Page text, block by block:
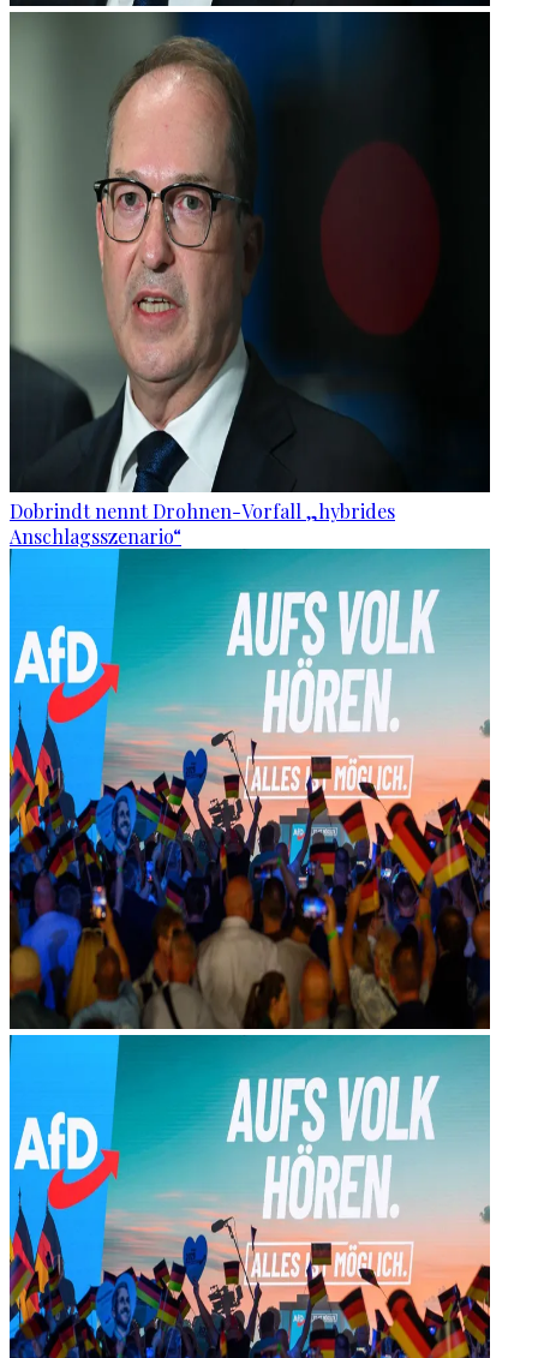
Dobrindt nennt Drohnen-Vorfall „hybrides
Anschlagsszenario“